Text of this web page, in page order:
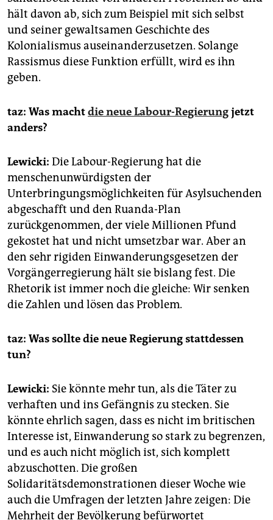
hält davon ab, sich zum Beispiel mit sich selbst
und seiner gewaltsamen Geschichte des
Kolonialismus auseinanderzusetzen. Solange
Rassismus diese Funktion erfüllt, wird es ihn
geben.
taz: Was machtdie neue Labour-Regierungjetzt
anders?
Lewicki: Die Labour-Regierung hat die
menschenunwürdigsten der
Unterbringungsmöglichkeiten für Asylsuchenden
abgeschafft und den Ruanda-Plan
zurückgenommen, der viele Millionen Pfund
gekostet hat und nicht umsetzbar war. Aber an
den sehr rigiden Einwanderungsgesetzen der
Vorgängerregierung hält sie bislang fest. Die
Rhetorik ist immer noch die gleiche: Wir senken
die Zahlen und lösen das Problem.
taz: Was sollte die neue Regierung stattdessen
tun?
Lewicki: Sie könnte mehr tun, als die Täter zu
verhaften und ins Gefängnis zu stecken. Sie
könnte ehrlich sagen, dass es nicht im britischen
Interesse ist, Einwanderung so stark zu begrenzen,
und es auch nicht möglich ist, sich komplett
abzuschotten. Die großen
Solidaritätsdemonstrationen dieser Woche wie
auch die Umfragen der letzten Jahre zeigen: Die
Mehrheit der Bevölkerung befürwortet